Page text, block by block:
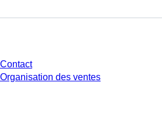
Contact
Organisation des ventes